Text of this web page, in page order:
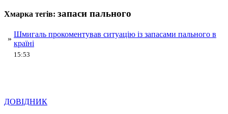
Хмарка тегів: запаси пального
»
Шмигаль прокоментував ситуацію із запасами пального в
країні
15:53
ДОВІДНИК